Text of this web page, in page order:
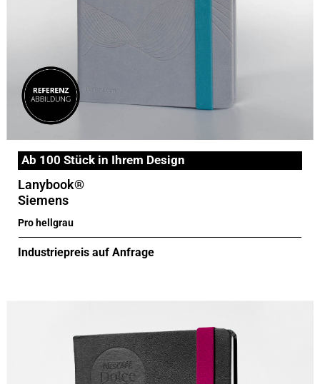
Ab 100 Stück in Ihrem Design
Lanybook®
Siemens
Pro hellgrau
Industriepreis auf Anfrage